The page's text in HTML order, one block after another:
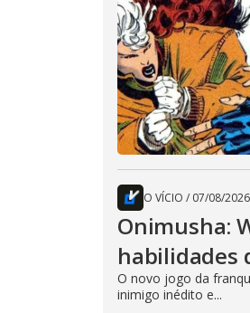
O VÍCIO / 07/08/2026
Onimusha:
habilidades
O novo jogo da
inimigo inédito e...